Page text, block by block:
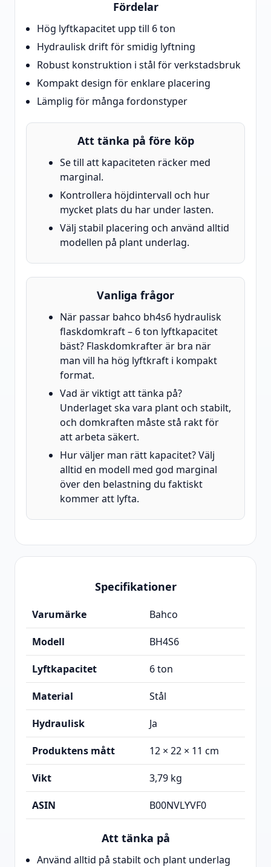
Fördelar
Hög lyftkapacitet upp till 6 ton
Hydraulisk drift för smidig lyftning
Robust konstruktion i stål för verkstadsbruk
Kompakt design för enklare placering
Lämplig för många fordonstyper
Att tänka på före köp
Se till att kapaciteten räcker med
marginal.
Kontrollera höjdintervall och hur
mycket plats du har under lasten.
Välj stabil placering och använd alltid
modellen på plant underlag.
Vanliga frågor
När passar bahco bh4s6 hydraulisk
flaskdomkraft – 6 ton lyftkapacitet
bäst? Flaskdomkrafter är bra när
man vill ha hög lyftkraft i kompakt
format.
Vad är viktigt att tänka på?
Underlaget ska vara plant och stabilt,
och domkraften måste stå rakt för
att arbeta säkert.
Hur väljer man rätt kapacitet? Välj
alltid en modell med god marginal
över den belastning du faktiskt
kommer att lyfta.
Specifikationer
Varumärke Bahco
Modell BH4S6
Lyftkapacitet 6 ton
Material Stål
Hydraulisk Ja
Produktens mått 12 × 22 × 11 cm
Vikt 3,79 kg
ASIN B00NVLYVF0
Att tänka på
Använd alltid på stabilt och plant underlag